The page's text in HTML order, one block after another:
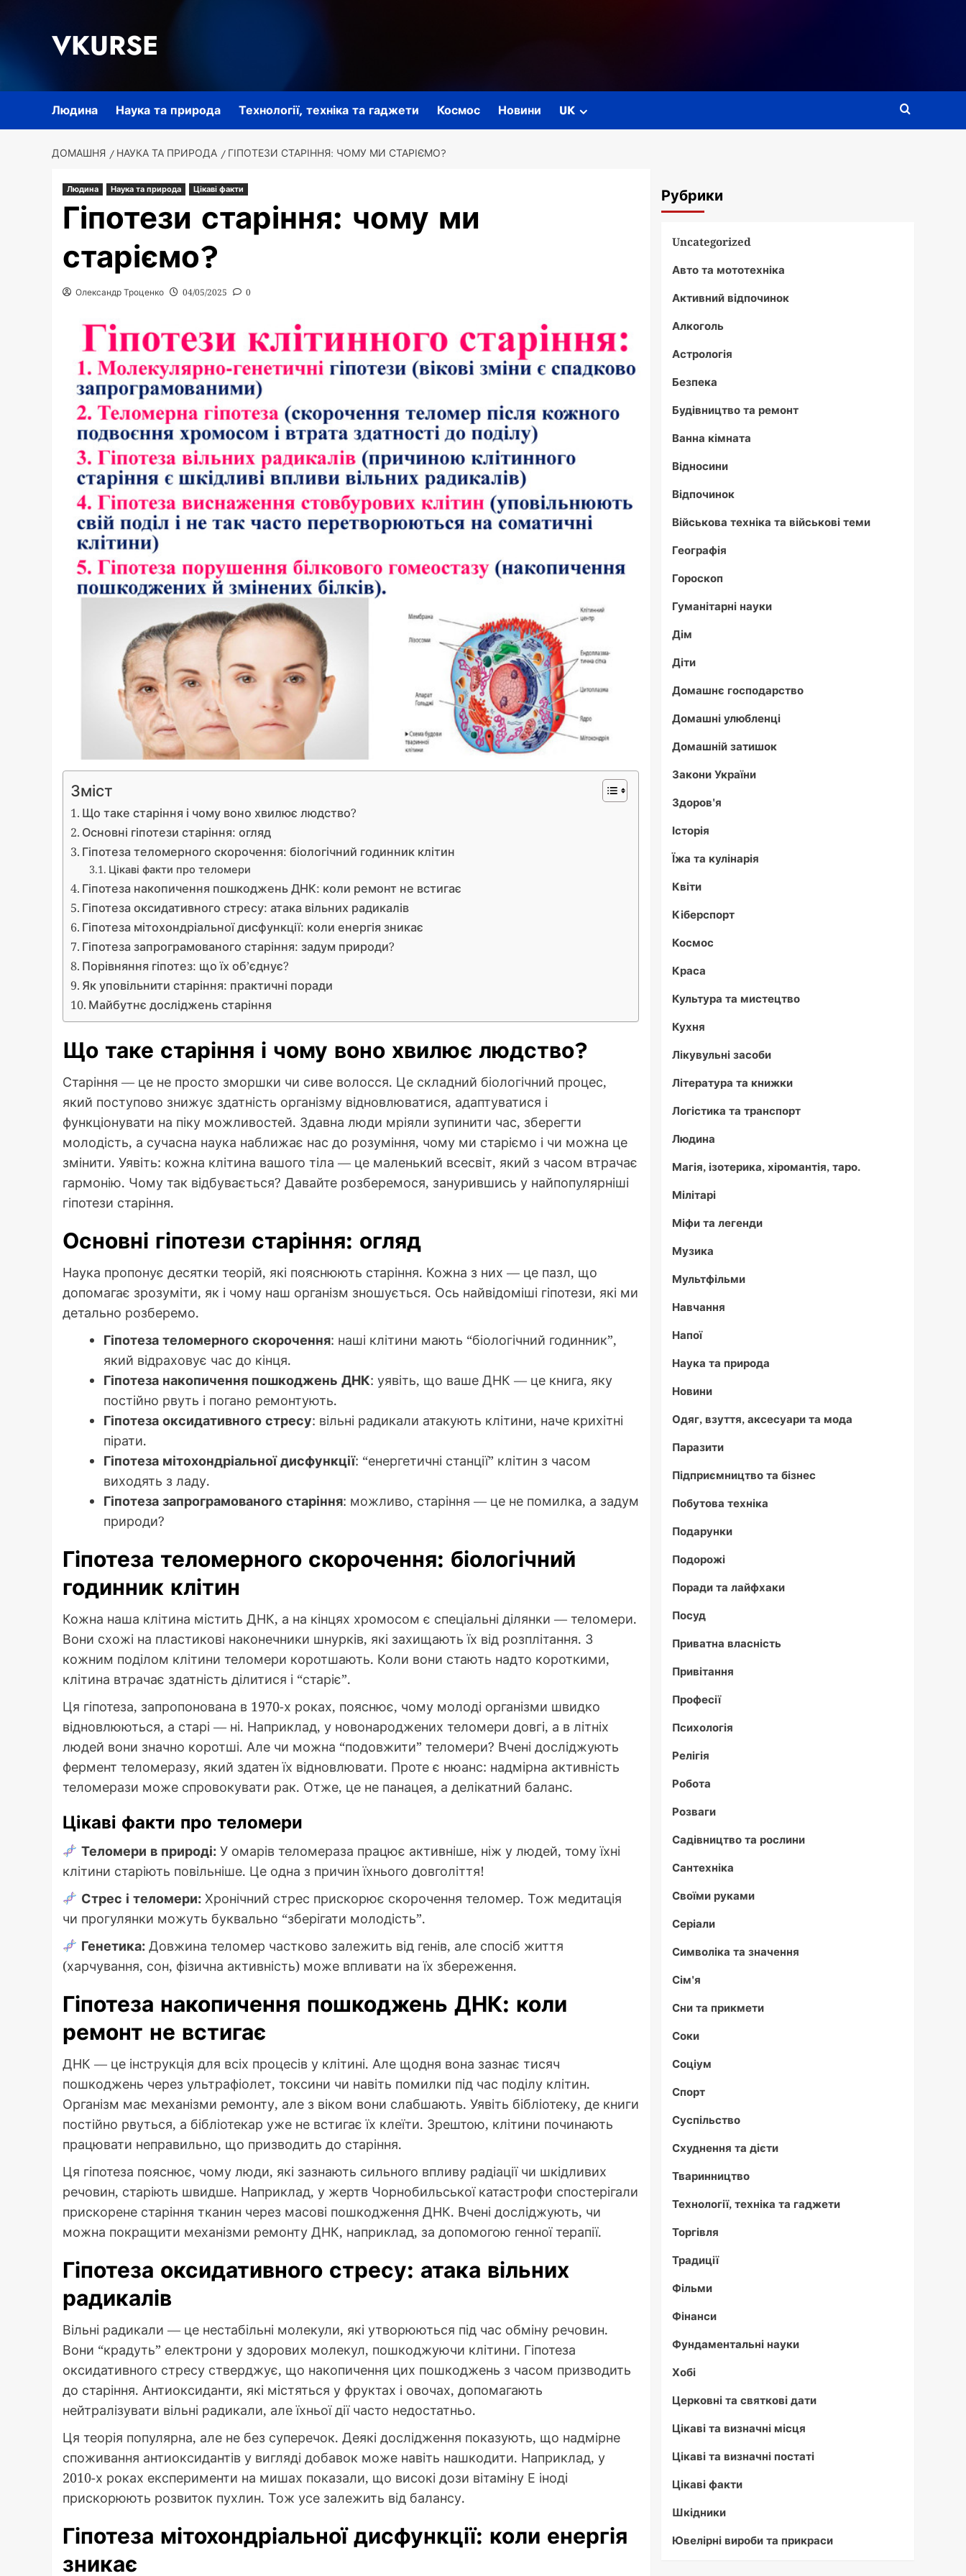
VKURSE
Людина Наука та природа Технології, техніка та гаджети Космос Новини UK
ДОМАШНЯ НАУКА ТА ПРИРОДА ГІПОТЕЗИ СТАРІННЯ: ЧОМУ МИ СТАРІЄМО?
Людина Наука та природа Цікаві факти
Гіпотези старіння: чому ми
старіємо?
Олександр Троценко 04/05/2025 0
Зміст
Що таке старіння і чому воно хвилює людство?
Основні гіпотези старіння: огляд
Гіпотеза теломерного скорочення: біологічний годинник клітин
Цікаві факти про теломери
Гіпотеза накопичення пошкоджень ДНК: коли ремонт не встигає
Гіпотеза оксидативного стресу: атака вільних радикалів
Гіпотеза мітохондріальної дисфункції: коли енергія зникає
Гіпотеза запрограмованого старіння: задум природи?
Порівняння гіпотез: що їх об’єднує?
Як уповільнити старіння: практичні поради
Майбутнє досліджень старіння
Що таке старіння і чому воно хвилює людство?
Старіння — це не просто зморшки чи сиве волосся. Це складний біологічний процес,
який поступово знижує здатність організму відновлюватися, адаптуватися і
функціонувати на піку можливостей. Здавна люди мріяли зупинити час, зберегти
молодість, а сучасна наука наближає нас до розуміння, чому ми старіємо і чи можна це
змінити. Уявіть: кожна клітина вашого тіла — це маленький всесвіт, який з часом втрачає
гармонію. Чому так відбувається? Давайте розберемося, занурившись у найпопулярніші
гіпотези старіння.
Основні гіпотези старіння: огляд
Наука пропонує десятки теорій, які пояснюють старіння. Кожна з них — це пазл, що
допомагає зрозуміти, як і чому наш організм зношується. Ось найвідоміші гіпотези, які ми
детально розберемо.
Гіпотеза теломерного скорочення: наші клітини мають “біологічний годинник”,
який відраховує час до кінця.
Гіпотеза накопичення пошкоджень ДНК: уявіть, що ваше ДНК — це книга, яку
постійно рвуть і погано ремонтують.
Гіпотеза оксидативного стресу: вільні радикали атакують клітини, наче крихітні
пірати.
Гіпотеза мітохондріальної дисфункції: “енергетичні станції” клітин з часом
виходять з ладу.
Гіпотеза запрограмованого старіння: можливо, старіння — це не помилка, а задум
природи?
Гіпотеза теломерного скорочення: біологічний
годинник клітин
Кожна наша клітина містить ДНК, а на кінцях хромосом є спеціальні ділянки — теломери.
Вони схожі на пластикові наконечники шнурків, які захищають їх від розплітання. З
кожним поділом клітини теломери коротшають. Коли вони стають надто короткими,
клітина втрачає здатність ділитися і “старіє”.
Ця гіпотеза, запропонована в 1970-х роках, пояснює, чому молоді організми швидко
відновлюються, а старі — ні. Наприклад, у новонароджених теломери довгі, а в літніх
людей вони значно коротші. Але чи можна “подовжити” теломери? Вчені досліджують
фермент теломеразу, який здатен їх відновлювати. Проте є нюанс: надмірна активність
теломерази може спровокувати рак. Отже, це не панацея, а делікатний баланс.
Цікаві факти про теломери
Теломери в природі:У омарів теломераза працює активніше, ніж у людей, тому їхні
клітини старіють повільніше. Це одна з причин їхнього довголіття!
Стрес і теломери:Хронічний стрес прискорює скорочення теломер. Тож медитація
чи прогулянки можуть буквально “зберігати молодість”.
Генетика:Довжина теломер частково залежить від генів, але спосіб життя
(харчування, сон, фізична активність) може впливати на їх збереження.
Гіпотеза накопичення пошкоджень ДНК: коли
ремонт не встигає
ДНК — це інструкція для всіх процесів у клітині. Але щодня вона зазнає тисяч
пошкоджень через ультрафіолет, токсини чи навіть помилки під час поділу клітин.
Організм має механізми ремонту, але з віком вони слабшають. Уявіть бібліотеку, де книги
постійно рвуться, а бібліотекар уже не встигає їх клеїти. Зрештою, клітини починають
працювати неправильно, що призводить до старіння.
Ця гіпотеза пояснює, чому люди, які зазнають сильного впливу радіації чи шкідливих
речовин, старіють швидше. Наприклад, у жертв Чорнобильської катастрофи спостерігали
прискорене старіння тканин через масові пошкодження ДНК. Вчені досліджують, чи
можна покращити механізми ремонту ДНК, наприклад, за допомогою генної терапії.
Гіпотеза оксидативного стресу: атака вільних
радикалів
Вільні радикали — це нестабільні молекули, які утворюються під час обміну речовин.
Вони “крадуть” електрони у здорових молекул, пошкоджуючи клітини. Гіпотеза
оксидативного стресу стверджує, що накопичення цих пошкоджень з часом призводить
до старіння. Антиоксиданти, які містяться у фруктах і овочах, допомагають
нейтралізувати вільні радикали, але їхньої дії часто недостатньо.
Ця теорія популярна, але не без суперечок. Деякі дослідження показують, що надмірне
споживання антиоксидантів у вигляді добавок може навіть нашкодити. Наприклад, у
2010-х роках експерименти на мишах показали, що високі дози вітаміну Е іноді
прискорюють розвиток пухлин. Тож усе залежить від балансу.
Гіпотеза мітохондріальної дисфункції: коли енергія
зникає
Рубрики
Uncategorized
Авто та мототехніка
Активний відпочинок
Алкоголь
Астрологія
Безпека
Будівництво та ремонт
Ванна кімната
Відносини
Відпочинок
Військова техніка та військові теми
Географія
Гороскоп
Гуманітарні науки
Дім
Діти
Домашнє господарство
Домашні улюбленці
Домашній затишок
Закони України
Здоров'я
Історія
Їжа та кулінарія
Квіти
Кіберспорт
Космос
Краса
Культура та мистецтво
Кухня
Лікувульні засоби
Література та книжки
Логістика та транспорт
Людина
Магія, ізотерика, хіромантія, таро.
Мілітарі
Міфи та легенди
Музика
Мультфільми
Навчання
Напої
Наука та природа
Новини
Одяг, взуття, аксесуари та мода
Паразити
Підприємництво та бізнес
Побутова техніка
Подарунки
Подорожі
Поради та лайфхаки
Посуд
Приватна власність
Привітання
Професії
Психологія
Релігія
Робота
Розваги
Садівництво та рослини
Сантехніка
Своїми руками
Серіали
Символіка та значення
Сім'я
Сни та прикмети
Соки
Соціум
Спорт
Суспільство
Схуднення та дієти
Тваринництво
Технології, техніка та гаджети
Торгівля
Традиції
Фільми
Фінанси
Фундаментальні науки
Хобі
Церковні та святкові дати
Цікаві та визначні місця
Цікаві та визначні постаті
Цікаві факти
Шкідники
Ювелірні вироби та прикраси